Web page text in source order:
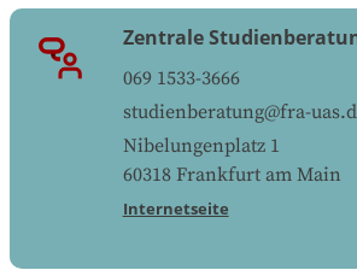
Zentrale
069 1533-3666
studienberatung@fra-
Nibelungenplatz 1
60318 Frankfurt am Main
Internetseite